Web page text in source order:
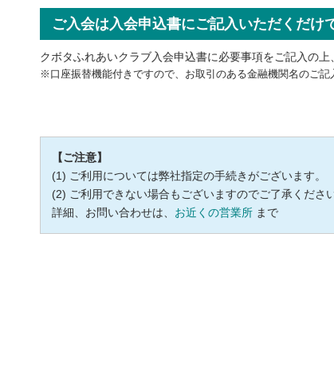
ご入会は入会申込書にご記入いただくだけ
クボタふれあいクラブ入会申込書に必要事項をご記入の上
※口座振替機能付きですので、お取引のある金融機関名のご記
【ご注意】
ご利用については弊社指定の手続きがございます。
ご利用できない場合もございますのでご了承ください
詳細、お問い合わせは、 お近くの営業所 まで